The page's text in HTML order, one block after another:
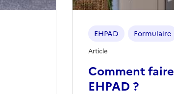
Comment
EHPAD ?
EHPAD Formulaire
Article